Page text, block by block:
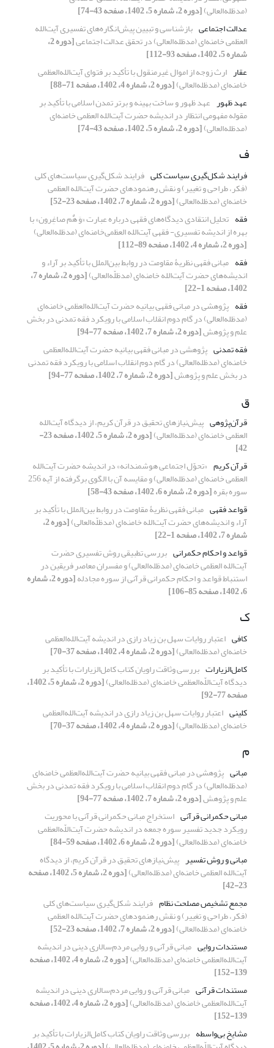
(مدظله‌العالی)[دوره 2، شماره 5، 1402، صفحه 43-74]
عدالت اجتماعی بازشناسی و تبیین پیش‌انگاره‌های تفسیری آیت‌الله
العظمی خامنه‌ای (مدظله‌العالی) در تحقق عدالت اجتماعی [دوره 2،
شماره 5، 1402، صفحه 93-112]
عقار ارث زوجه از اموال غیرمنقول با تأکید بر فتوای آیت‌الله‌العظمی
خامنه‌ای (مدظله‌العالی)[دوره 2، شماره 4، 1402، صفحه 71-88]
عهد ظهور عهد ظهور و ساخت بهینه و برتر تمدن اسلامی با تأکید بر
مقوله مفهومی انتظار در اندیشه حضرت آیت‌الله العظمی خامنه‌ای
(مدظله‌العالی)[دوره 2، شماره 5، 1402، صفحه 43-74]
ف
فرایند شکل‌گیری سیاست کلی فرایند شکل‌گیری سیاست‌های کلی
(فکر، طراحی و تغییر) و نقش رهنمودهای حضرت آیت‌الله العظمی
خامنه‌ای (مدظله‌العالی)[دوره 2، شماره 7، 1402، صفحه 23-52]
فقه تحلیل انتقادی دیدگاه‌های فقهی درباره عبارت «وَ هٌم صاغِرون» با
بهره از اندیشه تفسیری- فقهی‌ آیت‌الله العظمی‌خامنه‌ای (مدظله‌العالی)
[دوره 2، شماره 4، 1402، صفحه 89-112]
فقه مبانی فقهی نظریۀ مقاومت در روابط بین‌الملل با تأکید بر آراء و
اندیشه‌های حضرت آیت‌الله خامنه‌ای (مدظلّه‌العالی) [دوره 2، شماره 7،
1402، صفحه 1-22]
فقه پژوهشی در مبانی فقهی بیانیه حضرت آیت‌الله‌العظمی خامنه‌ای
(مدظله‌العالی) در گام دوم انقلاب اسلامی با رویکرد فقه تمدنی در‌ بخش
علم و پژوهش[دوره 2، شماره 7، 1402، صفحه 77-94]
فقه تمدنی پژوهشی در مبانی فقهی بیانیه حضرت آیت‌الله‌العظمی
خامنه‌ای (مدظله‌العالی) در گام دوم انقلاب اسلامی با رویکرد فقه تمدنی
در‌ بخش علم و پژوهش[دوره 2، شماره 7، 1402، صفحه 77-94]
ق
قرآن‌پژوهی پیش‌نیازهای تحقیق در قرآن کریم، از دیدگاه آیت‌الله
العظمی خامنه‌ای (مدظله‌العالی) [دوره 2، شماره 5، 1402، صفحه 23-
42]
قرآن کریم «تحوّل اجتماعی هوشمندانه» در اندیشه حضرت آیت‌الله
العظمی خامنه‌ای (مدظله‌العالی) و مقایسه آن با الگوی برگرفته از آیه 256
سوره بقره[دوره 2، شماره 6، 1402، صفحه 43-58]
قواعد فقهی مبانی فقهی نظریۀ مقاومت در روابط بین‌الملل با تأکید بر
آراء و اندیشه‌های حضرت آیت‌الله خامنه‌ای (مدظلّه‌العالی) [دوره 2،
شماره 7، 1402، صفحه 1-22]
قواعد و احکام حکمرانی بررسی تطبیقی روش تفسیری حضرت
آیت‌الله العظمی خامنه‌ای (مدظله‌العالی) و مفسران معاصر فریقین در
استنباط قواعد و احکام حکمرانی قرآنی از سوره مجادله [دوره 2، شماره
6، 1402، صفحه 85-106]
ک
کافی اعتبار روایات سهل بن زیاد رازی در اندیشه‌ آیت‌الله‌العظمی
خامنه‌ای (مدظله‌العالی)[دوره 2، شماره 4، 1402، صفحه 37-70]
کامل‌الزیارات بررسی وثاقت راویان کتاب کامل‌الزیارات با تأکید بر
دیدگاه آیت‌اللّه‌العظمی خامنه‌ای (مدظله‌العالی) [دوره 2، شماره 5، 1402،
صفحه 77-92]
کلینی اعتبار روایات سهل بن زیاد رازی در اندیشه‌ آیت‌الله‌العظمی
خامنه‌ای (مدظله‌العالی)[دوره 2، شماره 4، 1402، صفحه 37-70]
م
مبانی پژوهشی در مبانی فقهی بیانیه حضرت آیت‌الله‌العظمی خامنه‌ای
(مدظله‌العالی) در گام دوم انقلاب اسلامی با رویکرد فقه تمدنی در‌ بخش
علم و پژوهش[دوره 2، شماره 7، 1402، صفحه 77-94]
مبانی حکمرانی قرآنی استخراج مبانی حکمرانی قرآنی با محوریت
رویکرد جدید تفسیر سوره جمعه در اندیشه حضرت آیت‌اللّه‌العظمی
خامنه‌ای (مدظله‌العالی)[دوره 2، شماره 6، 1402، صفحه 59-84]
مبانی و روش تفسیر پیش‌نیازهای تحقیق در قرآن کریم، از دیدگاه
آیت‌الله العظمی خامنه‌ای (مدظله‌العالی) [دوره 2، شماره 5، 1402، صفحه
23-42]
مجمع تشخیص مصلحت نظام فرایند شکل‌گیری سیاست‌های کلی
(فکر، طراحی و تغییر) و نقش رهنمودهای حضرت آیت‌الله العظمی
خامنه‌ای (مدظله‌العالی)[دوره 2، شماره 7، 1402، صفحه 23-52]
مستندات روایی مبانی قرآنی و روایی مردم‌سالاری دینی در اندیشه
آیت‌الله‌العظمی خامنه‌ای (مدظله‌العالی) [دوره 2، شماره 4، 1402، صفحه
139-152]
مستندات قرآنی مبانی قرآنی و روایی مردم‌سالاری دینی در اندیشه
آیت‌الله‌العظمی خامنه‌ای (مدظله‌العالی) [دوره 2، شماره 4، 1402، صفحه
139-152]
مشایخ بی‌واسطه بررسی وثاقت راویان کتاب کامل‌الزیارات با تأکید بر